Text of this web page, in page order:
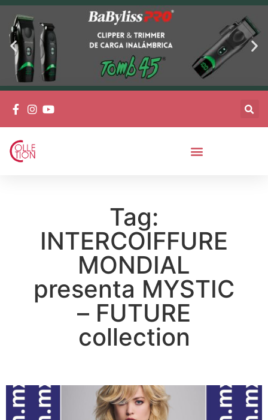
Tag:
INTERCOIFFURE
MONDIAL
presenta MYSTIC
– FUTURE
collection